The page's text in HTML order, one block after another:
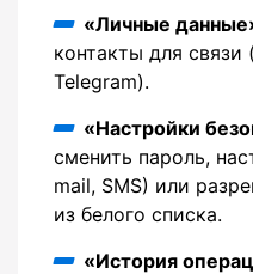
«Личные
контакты для
Telegram).
«Настройки
сменить пароль,
mail, SMS) или
из белого списка.
«История